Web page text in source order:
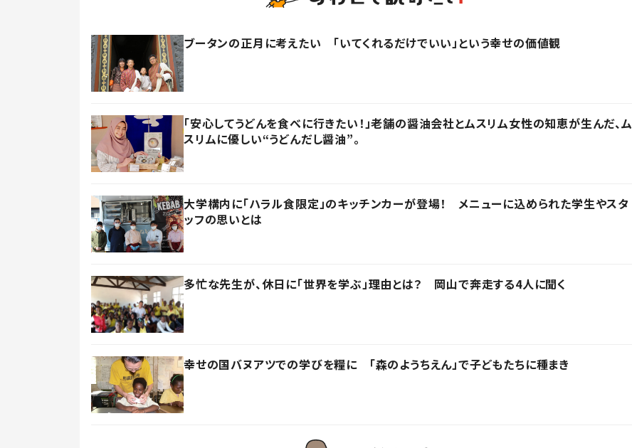
ブータンの正月に考えたい 「いてくれるだけでいい」という幸せの価値観
「安心してうどんを食べに行きたい！」老舗の醤油会社とムスリム女性の知恵が生んだ、ム
スリムに優しい“うどんだし醤油”。
大学構内に「ハラル食限定」のキッチンカーが登場！ メニューに込められた学生やスタ
ッフの思いとは
多忙な先生が、休日に「世界を学ぶ」理由とは？ 岡山で奔走する4人に聞く
幸せの国バヌアツでの学びを糧に 「森のようちえん」で子どもたちに種まき